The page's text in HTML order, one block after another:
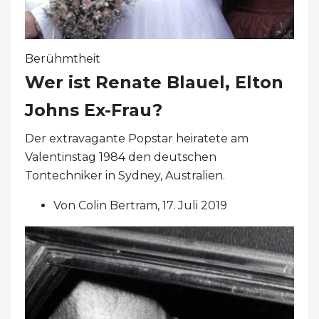
Berühmtheit
Wer ist Renate Blauel, Elton
Johns Ex-Frau?
Der extravagante Popstar heiratete am
Valentinstag 1984 den deutschen
Tontechniker in Sydney, Australien.
Von Colin Bertram, 17. Juli 2019